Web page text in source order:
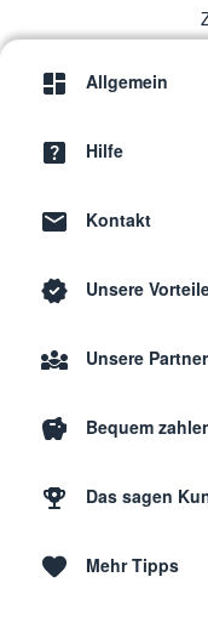
Allgemein
Hilfe
Kontakt
Unsere
Unsere Partner
Bequem
Das sagen
Mehr Tipps